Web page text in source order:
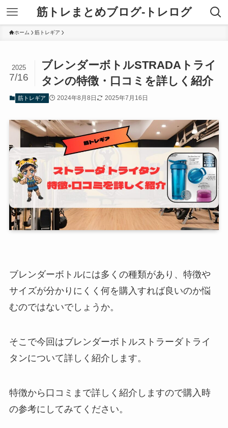
筋トレまとめブログ-トレログ
ホーム 筋トレギア
ブレンダーボトルSTRADAトライ
タンの特徴・口コミを詳しく紹介
2025
7/16
筋トレギア 2024年8月8日 2025年7月16日
ブレンダーボトルには多くの種類があり、特徴や
サイズが分かりにくく何を購入すれば良いのか悩
むのではないでしょうか。
そこで今回はブレンダーボトルストラーダトライ
タンについて詳しく紹介します。
特徴から口コミまで詳しく紹介しますので購入時
の参考にしてみてください。